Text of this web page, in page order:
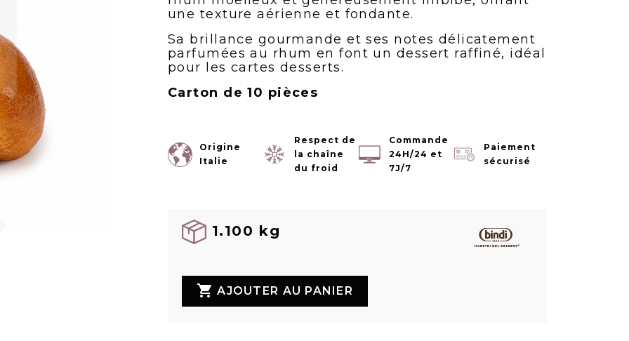
une texture aérienne et fondante.
Sa brillance gourmande et ses notes délicatement
parfumées au rhum en font un dessert raffiné, idéal
pour les cartes desserts.
Carton de 10 pièces
Origine
Italie
Respect de
la chaîne
du froid
Commande
24H/24 et
7J/7
Paiement
sécurisé
1.100 kg
 AJOUTER AU PANIER